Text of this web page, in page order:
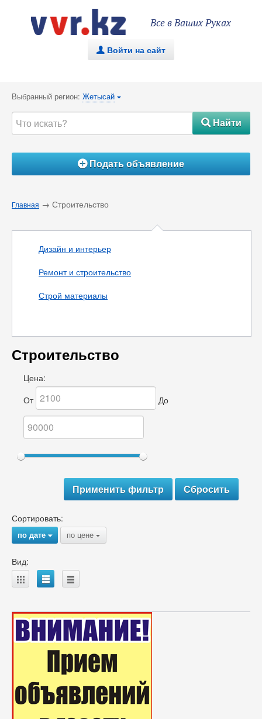
Все в Ваших Руках
. Войти на сайт
Выбранный регион: Жетысай {
#Найти
ÁПодать объявление
Главная → Строительство
Дизайн и интерьер
Ремонт и строительство
Строй материалы
Строительство
Цена:
От
До
Сортировать:
по дате{ по цене {
Вид:
A B C